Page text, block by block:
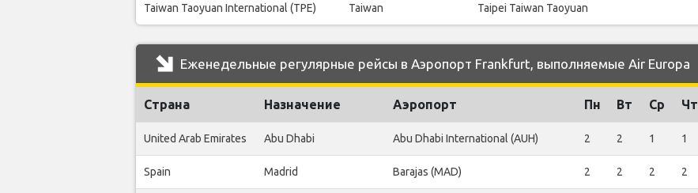
Taiwan Taoyuan International (TPE) Taiwan Taipei Taiwan Taoyuan
Еженедельные регулярные рейсы в Аэропорт Frankfurt, выполняемые Air Europa
Страна Назначение Аэропорт Пн Вт Ср Чт
United Arab Emirates Abu Dhabi Abu Dhabi International (AUH) 2 2 1 1
Spain Madrid Barajas (MAD) 2 2 2 2